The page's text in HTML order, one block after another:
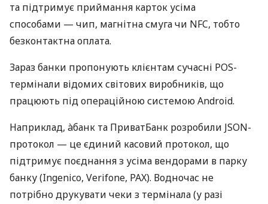
та підтримує приймання карток усіма
способами — чип, магнітна смуга чи NFC, тобто
безконтактна оплата.
Зараз банки пропонують клієнтам сучасні POS-
термінали відомих світових виробників, що
працюють під операційною системою Android.
Наприклад, àбанк та ПриватБанк розробили JSON-
протокол — це єдиний касовий протокол, що
підтримує поєднання з усіма вендорами в парку
банку (Ingenico, Verifone, PAX). Водночас не
потрібно друкувати чеки з термінала (у разі